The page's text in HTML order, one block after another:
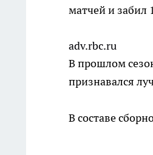
матчей и забил
adv.rbc.ru
В прошлом
признавался
В составе